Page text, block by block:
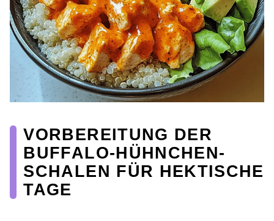
VORBEREITUNG DER
BUFFALO-HÜHNCHEN-
SCHALEN FÜR HEKTISCHE
TAGE